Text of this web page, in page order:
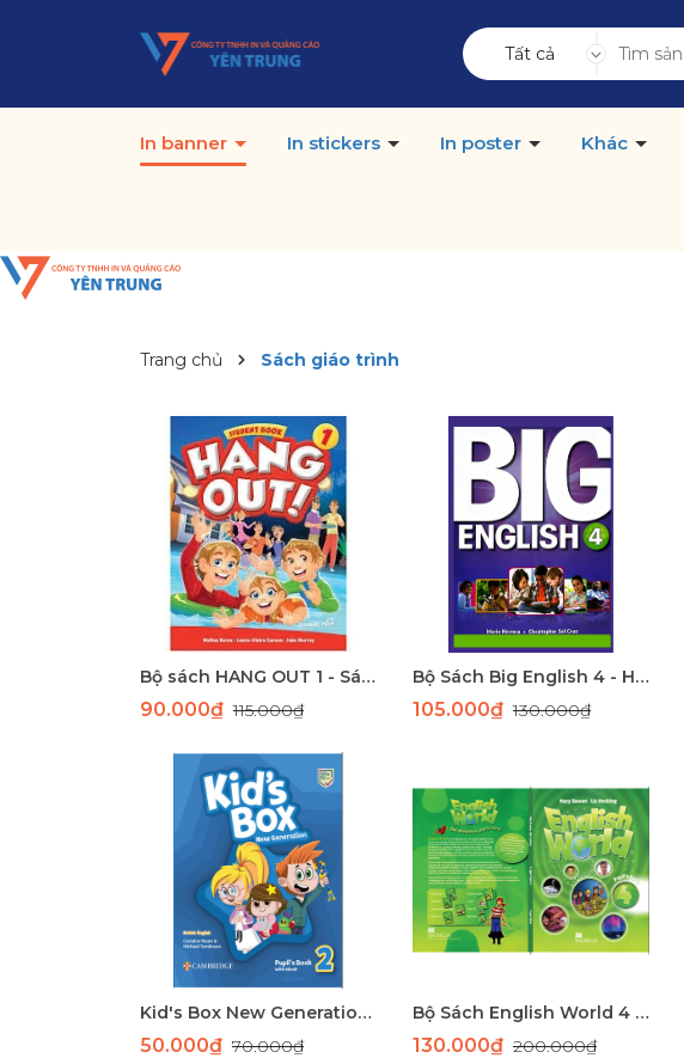
Tất cả
In banner In stickers In poster Khác
Trang chủ Sách giáo trình
Bộ sách HANG OUT 1 - Sách học tiếng Anh giao tiếp dành cho học sinh tiểu học
90.000₫115.000₫
Bộ Sách Big English 4 - Học Tiếng Anh Toàn Diện Cho Học Sinh Tiểu Học
105.000₫130.000₫
Kid's Box New Generation 2 Pupil's Book – Giáo Trình Tiếng Anh Cambridge Chuẩn CEFR A1
50.000₫ 70.000₫
Bộ Sách English World 4 - Học Tiếng Anh Hiệu Quả Cho Trẻ Em
130.000₫ 200.000₫